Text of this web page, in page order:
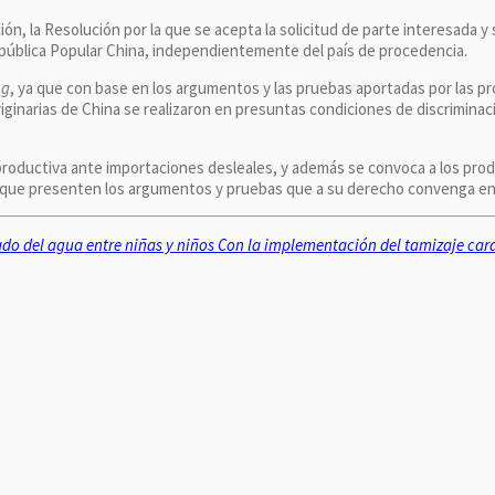
la Resolución por la que se acepta la solicitud de parte
Popular China, independientemente del país de procedencia.
, ya que con base en los argumentos y las pruebas aportadas por
de China se realizaron en presuntas condiciones de
ante importaciones desleales, y además se convoca a los
presenten los argumentos y pruebas que a su derecho convenga
del agua entre niñas y niñosCon la implementación del tamizaje